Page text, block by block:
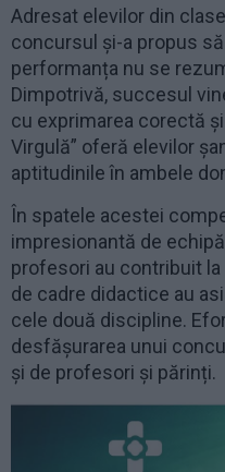
Adresat elevilor din
concursul și-a propus
performanța nu se
Dimpotrivă, succesul
cu exprimarea corectă
Virgulă” oferă elevilor
aptitudinile în ambele
În spatele acestei
impresionantă de
profesori au contribuit la
de cadre didactice au
cele două discipline.
desfășurarea unui
și de profesori și părinți.